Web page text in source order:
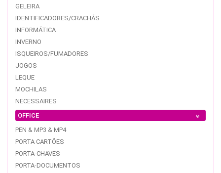
GELEIRA
IDENTIFICADORES/CRACHÁS
INFORMÁTICA
INVERNO
ISQUEIROS/FUMADORES
JOGOS
LEQUE
MOCHILAS
NECESSAIRES
OFFICE
PEN & MP3 & MP4
PORTA CARTÕES
PORTA-CHAVES
PORTA-DOCUMENTOS